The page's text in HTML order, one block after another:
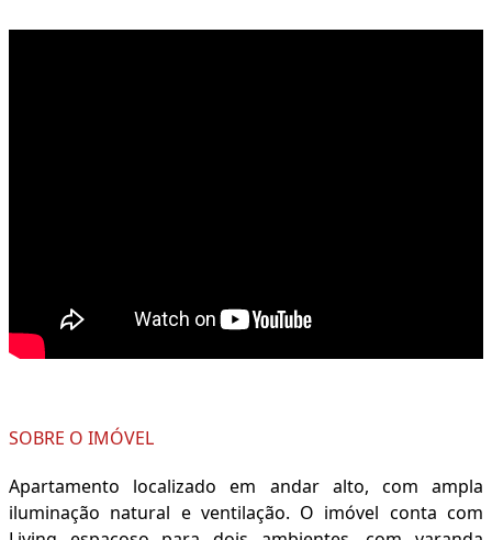
SOBRE O IMÓVEL
Apartamento localizado em andar alto, com ampla
iluminação natural e ventilação. O imóvel conta com